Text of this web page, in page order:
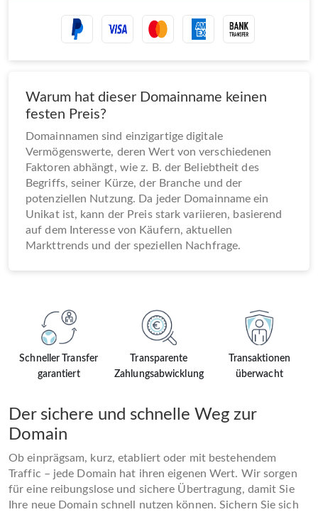
Schneller Transfer
garantiert
Transparente
Zahlungsabwicklung
Transaktionen
überwacht
Der sichere und schnelle Weg zur
Domain
Ob einprägsam, kurz, etabliert oder mit bestehendem
Traffic – jede Domain hat ihren eigenen Wert. Wir sorgen
für eine reibungslose und sichere Übertragung, damit Sie
Ihre neue Domain schnell nutzen können. Sichern Sie sich
Warum hat dieser Domainname keinen
festen Preis?
Domainnamen sind einzigartige digitale
Vermögenswerte, deren Wert von verschiedenen
Faktoren abhängt, wie z. B. der Beliebtheit des
Begriffs, seiner Kürze, der Branche und der
potenziellen Nutzung. Da jeder Domainname ein
Unikat ist, kann der Preis stark variieren, basierend
auf dem Interesse von Käufern, aktuellen
Markttrends und der speziellen Nachfrage.